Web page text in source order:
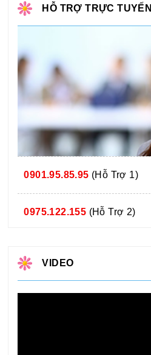
HỖ TRỢ TRỰC TUYẾN
0901.95.85.95 (Hỗ Trợ 1)
0975.122.155 (Hỗ Trợ 2)
VIDEO